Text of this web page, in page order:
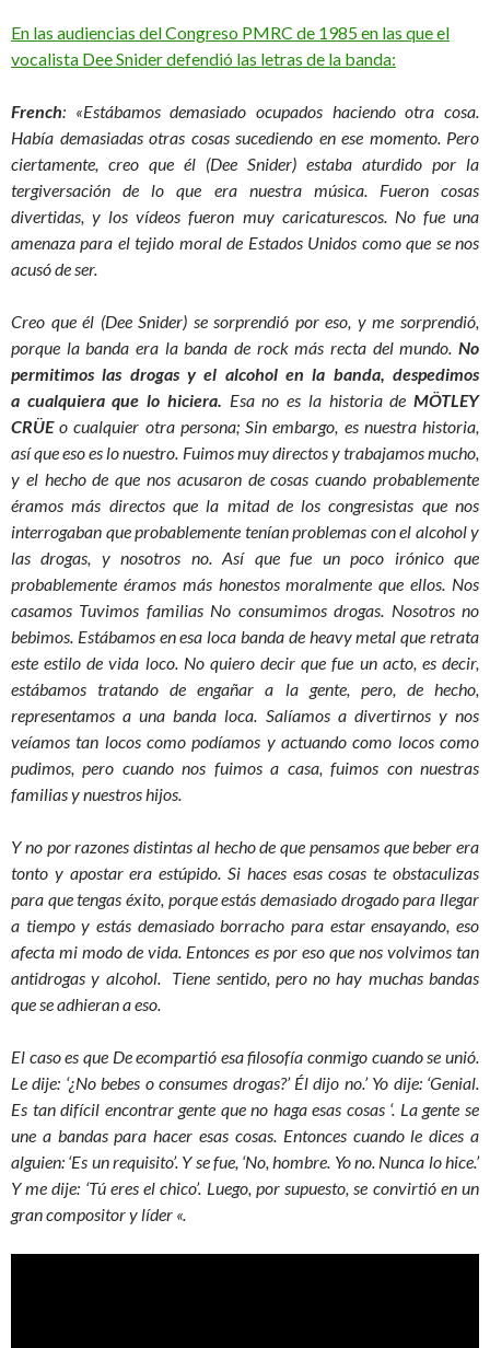
En las audiencias del Congreso PMRC de 1985 en las que el
vocalista Dee Snider defendió las letras de la banda:
French: «Estábamos demasiado ocupados haciendo otra cosa.
Había demasiadas otras cosas sucediendo en ese momento. Pero
ciertamente, creo que él (Dee Snider) estaba aturdido por la
tergiversación de lo que era nuestra música. Fueron cosas
divertidas, y los vídeos fueron muy caricaturescos. No fue una
amenaza para el tejido moral de Estados Unidos como que se nos
acusó de ser.
Creo que él (Dee Snider) se sorprendió por eso, y me sorprendió,
porque la banda era la banda de rock más recta del mundo. No
permitimos las drogas y el alcohol en la banda, despedimos
a cualquiera que lo hiciera.
Esa no es la historia deMÖTLEY
CRÜEo cualquier otra persona; Sin embargo, es nuestra historia,
así que eso es lo nuestro. Fuimos muy directos y trabajamos mucho,
y el hecho de que nos acusaron de cosas cuando probablemente
éramos más directos que la mitad de los congresistas que nos
interrogaban que probablemente tenían problemas con el alcohol y
las drogas, y nosotros no. Así que fue un poco irónico que
probablemente éramos más honestos moralmente que ellos. Nos
casamos Tuvimos familias No consumimos drogas. Nosotros no
bebimos. Estábamos en esa loca banda de heavy metal que retrata
este estilo de vida loco. No quiero decir que fue un acto, es decir,
estábamos tratando de engañar a la gente, pero, de hecho,
representamos a una banda loca. Salíamos a divertirnos y nos
veíamos tan locos como podíamos y actuando como locos como
pudimos, pero cuando nos fuimos a casa, fuimos con nuestras
familias y nuestros hijos.
Y no por razones distintas al hecho de que pensamos que beber era
tonto y apostar era estúpido. Si haces esas cosas te obstaculizas
para que tengas éxito, porque estás demasiado drogado para llegar
a tiempo y estás demasiado borracho para estar ensayando, eso
afecta mi modo de vida. Entonces es por eso que nos volvimos tan
antidrogas y alcohol. Tiene sentido, pero no hay muchas bandas
que se adhieran a eso.
El caso es que De ecompartió esa filosofía conmigo cuando se unió.
Le dije: ‘¿No bebes o consumes drogas?’ Él dijo no.’ Yo dije: ‘Genial.
Es tan difícil encontrar gente que no haga esas cosas ‘. La gente se
une a bandas para hacer esas cosas. Entonces cuando le dices a
alguien: ‘Es un requisito’. Y se fue, ‘No, hombre. Yo no. Nunca lo hice.’
Y me dije: ‘Tú eres el chico’. Luego, por supuesto, se convirtió en un
gran compositor y líder «.